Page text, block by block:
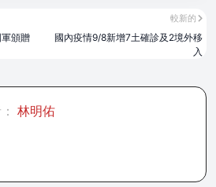
較新的
國內疫情9/8新增7土確診及2境外移
入
頒贈
林明佑